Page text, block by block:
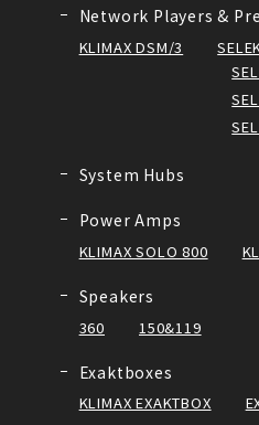
Network Players &
KLIMAX DSM/3
System Hubs
Power Amps
KLIMAX SOLO 800
Speakers
360 150&119
Exaktboxes
KLIMAX EXAKTBOX